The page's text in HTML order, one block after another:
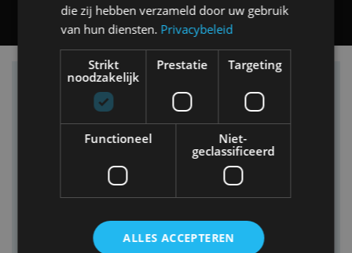
Vind je auto in onze database
die zij hebben verzameld door uw gebruik
van hun diensten. Privacybeleid
Strikt
noodzakelijk
Prestatie Targeting
Functioneel
Niet-
geclassificeerd
ALLES ACCEPTEREN